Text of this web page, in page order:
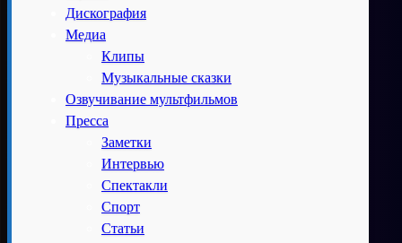
Дискография
Медиа
Клипы
Музыкальные сказки
Озвучивание мультфильмов
Пресса
Заметки
Интервью
Спектакли
Спорт
Статьи